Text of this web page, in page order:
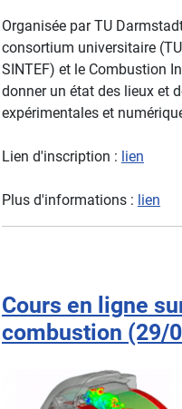
Organisée par TU
consortium universitaire
SINTEF) et le Combustion
donner un état des lieux et
expérimentales et
Lien d'inscription : lien
Plus d'informations : lien
Cours en ligne
combustion (29/